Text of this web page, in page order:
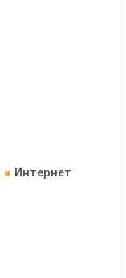
Интернет